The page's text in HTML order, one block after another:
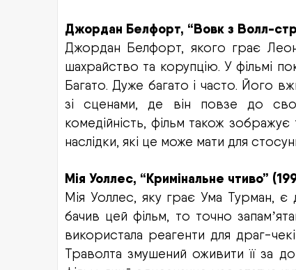
Джордан Белфорт, “Вовк з Волл-
Джордан Белфорт, якого грає
шахрайство та корупцію. У фільмі
Багато. Дуже багато і часто. Його
зі сценами, де він повзе до
комедійність, фільм також
наслідки, які це може мати для
Мія Уоллес, “Кримінальне чтиво”
Мія Уоллес, яку грає Ума Турман, є
бачив цей фільм, то точно запамʼ
використала реагенти для драг-
Траволта змушений оживити її за